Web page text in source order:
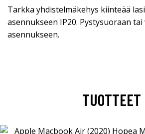
Tarkka yhdistelmäkehys kiinteää
asennukseen IP20. Pystysuoraan
asennukseen.
TUOTTEET